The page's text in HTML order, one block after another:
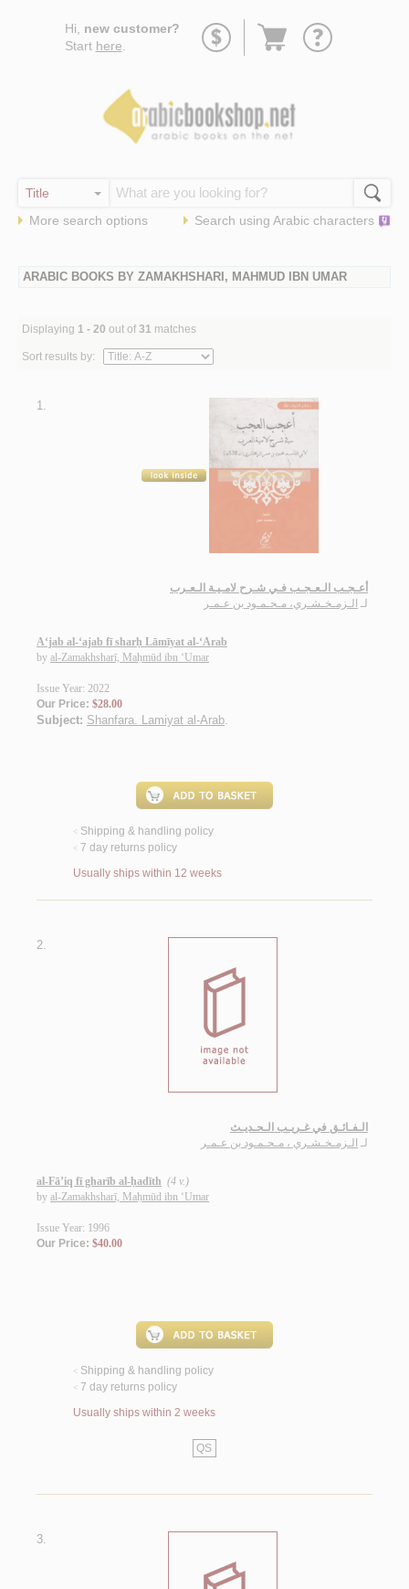
Hi, new customer?
Start here
Go
More search options Search using Arabic characters
ARABIC BOOKS BY ZAMAKHSHARI, MAHMUD IBN UMAR
Displaying 1 - 20 out of 31 matches
Sort results by:
1.
أعـجـب الـعـجـب فـي شـرح لامـيـة الـعـرب
لـ الـزمـخـشـري، مـحـمـود بن عـمـر
A‘jab al-‘ajab fī sharḥ Lāmīyat al-‘Arab
by al-Zamakhsharī, Maḥmūd ibn ‘Umar
Issue Year: 2022
Our Price: $28.00
Subject: Shanfara. Lamiyat al-Arab.
< Shipping & handling policy
< 7 day returns policy
Usually ships within 12 weeks
2.
الـفـائـق في غـريـب الـحـديـث
لـ الـزمـخـشـري ، مـحـمـود بن عـمـر
al-Fā’iq fī gharīb al-ḥadīth (4 v.)
by al-Zamakhsharī, Maḥmūd ibn ‘Umar
Issue Year: 1996
Our Price: $40.00
< Shipping & handling policy
< 7 day returns policy
Usually ships within 2 weeks
QS
3.